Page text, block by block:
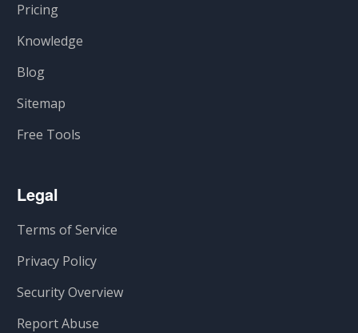
Pricing
Knowledge
Blog
Sitemap
Free Tools
Legal
Terms of Service
Privacy Policy
Security Overview
Report Abuse